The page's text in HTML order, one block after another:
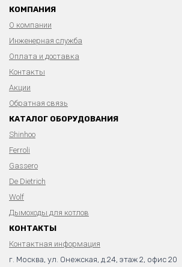
КОМПАНИЯ
О компании
Инженерная служба
Оплата и доставка
Контакты
Акции
Обратная связь
КАТАЛОГ ОБОРУДОВАНИЯ
Shinhoo
Ferroli
Gassero
De Dietrich
Wolf
Дымоходы для котлов
КОНТАКТЫ
Контактная информация
г. Москва, ул. Онежская, д.24, этаж 2, офис 20